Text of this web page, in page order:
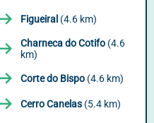
Figueiral (4.6 km)
Charneca do Cotifo (4.6
km)
Corte do Bispo (4.6 km)
Cerro Canelas (5.4 km)